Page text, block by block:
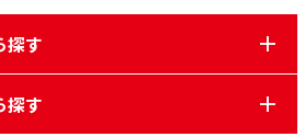
探す
探す